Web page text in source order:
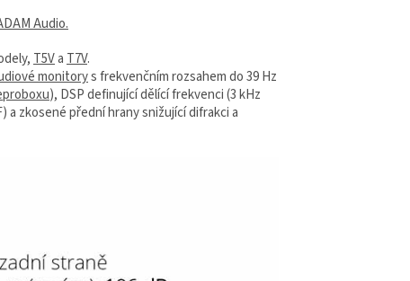
Audio.
T5VaT7V.
monitorys frekvenčním rozsahem do 39 Hz
), DSP definující dělící frekvenci (3 kHz
a zkosené přední hrany snižující difrakci a